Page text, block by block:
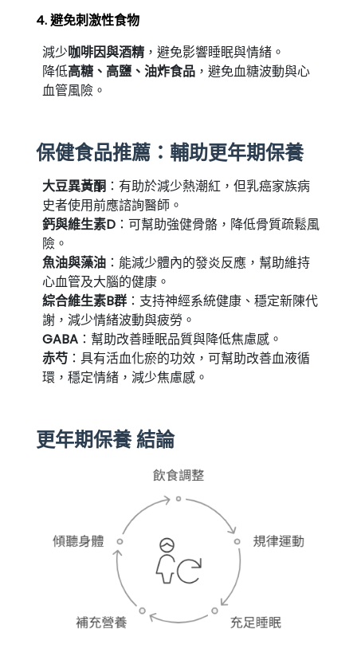
4. 避免刺激性食物
減少咖啡因與酒精 ，避免影響睡眠與情緒。
降低高糖、高鹽、油炸食品 ，避免血糖波動與心
血管風險。
保健食品推薦：輔助更年期保養
大豆異黃酮 ：有助於減少熱潮紅，但乳癌家族病
史者使用前應諮詢醫師。
鈣與維生素D ：可幫助強健骨骼，降低骨質疏鬆風
險。
魚油與藻油 ：能減少體內的發炎反應，幫助維持
心血管及大腦的健康。
綜合維生素B群 ：支持神經系統健康、穩定新陳代
謝，減少情緒波動與疲勞。
GABA ：幫助改善睡眠品質與降低焦慮感。
赤芍 ：具有活血化瘀的功效，可幫助改善血液循
環，穩定情緒，減少焦慮感。
更年期保養 結論